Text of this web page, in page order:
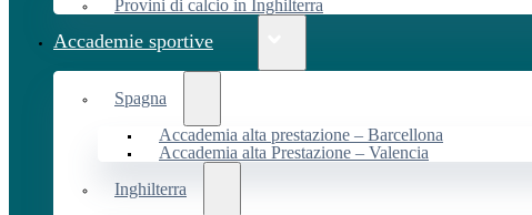
Provini di calcio in Inghilterra
Accademie sportive
Spagna
Accademia alta prestazione – Barcellona
Accademia alta Prestazione – Valencia
Inghilterra